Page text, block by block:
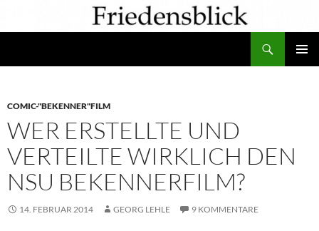
COMIC-"BEKENNER"FILM
WER ERSTELLTE UND
VERTEILTE WIRKLICH DEN
NSU BEKENNERFILM?
14. FEBRUAR 2014 GEORG LEHLE 9 KOMMENTARE